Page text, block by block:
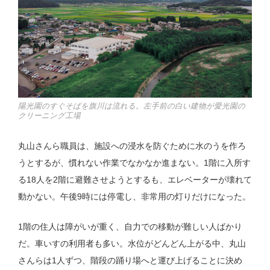
陽光園のすぐそばを旗川は流れる。左手前の白い建物が愛光園の
クリーニング工場
丸山さんら職員は、施設への浸水を防ぐために水のうを作ろ
うとするが、慣れない作業でなかなか進まない。1階に入所す
る18人を2階に避難させようとするも、エレベーターが壊れて
動かない。午後9時には停電し、非常用の灯りだけになった。
1階の住人は障がいが重く、自力での移動が難しい人ばかり
だ。車いすの利用者も多い。水位がどんどん上がる中、丸山
さんらは1人ずつ、階段の踊り場へと運び上げることに決め